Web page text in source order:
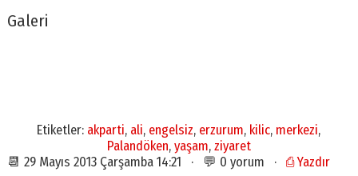
Galeri
Etiketler: akparti, ali, engelsiz, erzurum, kilic, merkezi,
Palandöken, yaşam, ziyaret
📆 29 Mayıs 2013 Çarşamba 14:21 · 💬 0 yorum · ⎙ Yazdır